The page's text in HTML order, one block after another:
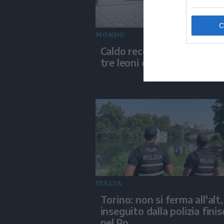
MONDO
Caldo record a Tokyo, morti
tre leoni dello zoo di Tama
ITALIA
Torino: non si ferma all'alt,
inseguito dalla polizia